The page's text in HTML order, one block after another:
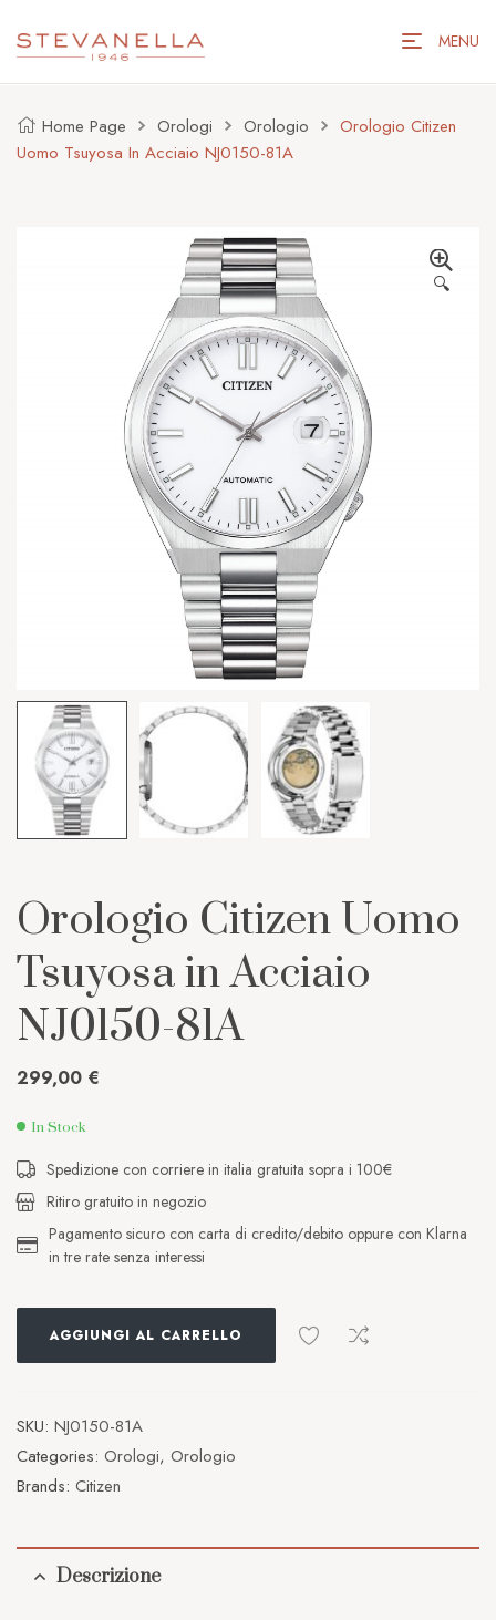
MENU
Home Page Orologi Orologio
Orologio Citizen
Uomo Tsuyosa In Acciaio NJ0150-81A
🔍
Orologio Citizen Uomo
Tsuyosa in Acciaio
NJ0150-81A
299,00 €
In Stock
Spedizione con corriere in italia gratuita sopra i 100€
Ritiro gratuito in negozio
Pagamento sicuro con carta di credito/debito oppure con Klarna
in tre rate senza interessi
AGGIUNGI AL CARRELLO
SKU: NJ0150-81A
Categories: Orologi, Orologio
Brands: Citizen
Descrizione